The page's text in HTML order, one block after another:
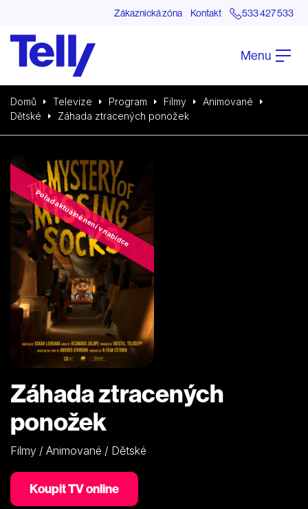
Zákaznická zóna Kontakt 533 427 533
Menu
Domů Televize Program Filmy
Animované
Dětské
Záhada ztracených ponožek
Pořad aktuálně není v nabídce
Záhada ztracených
ponožek
Filmy / Animované / Dětské
Koupit TV online